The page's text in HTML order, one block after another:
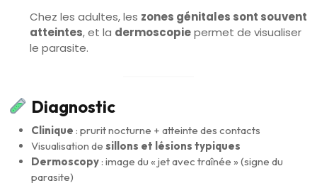
Chez les adultes, les zones génitales sont souvent
atteintes, et la dermoscopiepermet de visualiser
le parasite.
Diagnostic
Clinique : prurit nocturne + atteinte des contacts
Visualisation de sillons et lésions typiques
Dermoscopy : image du « jet avec traînée » (signe du
parasite)